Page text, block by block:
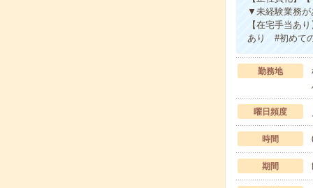
▼未経験業務が
【在宅手当あ
あり #初めて
勤務地
曜日頻度
時間
期間